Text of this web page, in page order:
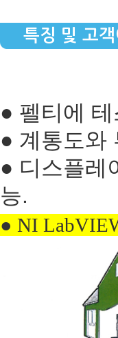
특징 및 고
● 펠티에
● 계통도와
● 디스플레
능.
● NI